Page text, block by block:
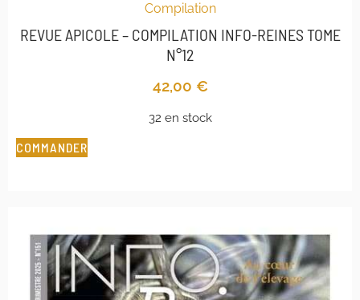
Compilation
REVUE APICOLE – COMPILATION INFO-REINES TOME
N°12
42,00 €
32 en stock
COMMANDER